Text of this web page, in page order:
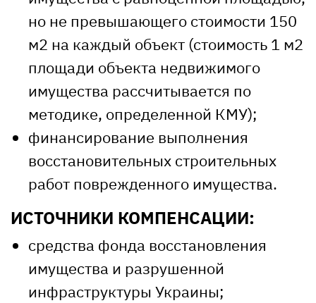
но не превышающего стоимости 150
м2 на каждый объект (стоимость 1 м2
площади объекта недвижимого
имущества рассчитывается по
методике, определенной КМУ);
финансирование выполнения
восстановительных строительных
работ поврежденного имущества.
ИСТОЧНИКИ КОМПЕНСАЦИИ:
средства фонда восстановления
имущества и разрушенной
инфраструктуры Украины;